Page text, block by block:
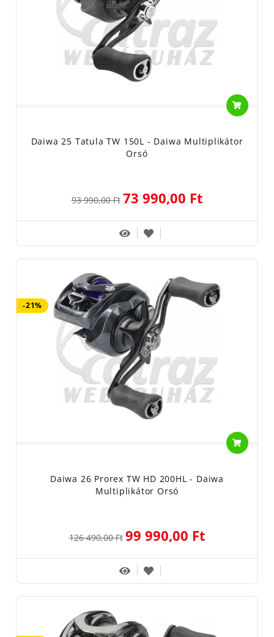
Daiwa 25 Tatula TW 150L - Daiwa Multiplikátor
Orsó
93 990,00 Ft 73 990,00 Ft
-21%
Daiwa 26 Prorex TW HD 200HL - Daiwa
Multiplikátor Orsó
126 490,00 Ft 99 990,00 Ft